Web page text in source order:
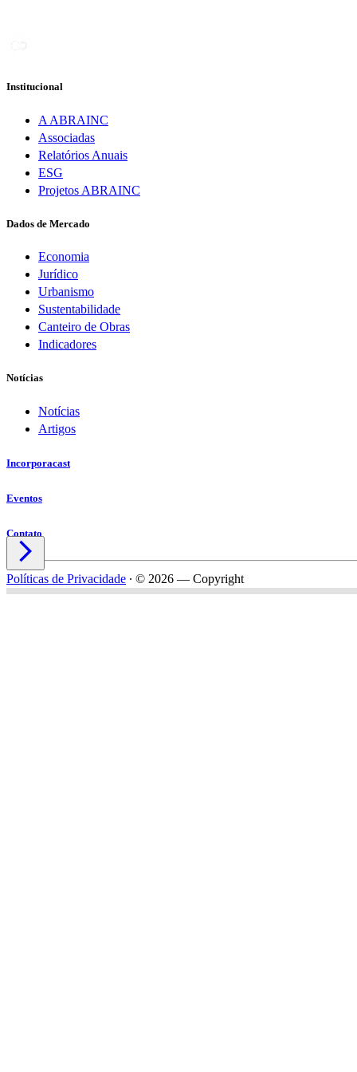
Institucional
A ABRAINC
Associadas
Relatórios Anuais
ESG
Projetos ABRAINC
Dados de Mercado
Economia
Jurídico
Urbanismo
Sustentabilidade
Canteiro de Obras
Indicadores
Notícias
Notícias
Artigos
Incorporacast
Eventos
Contato

Políticas de Privacidade ∙ © 2026 — Copyright